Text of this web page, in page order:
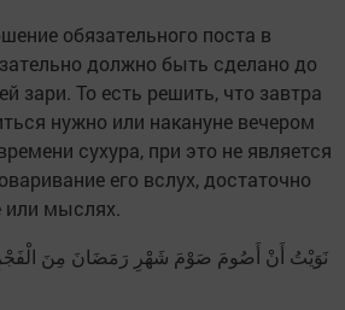
обязательного поста в
должно быть сделано до
зари. То есть решить, что завтра
нужно или накануне вечером
сухура, при это не является
его вслух, достаточно
или мыслях.
نَوَيْتُ أَنْ أَصُومَ صَوْمَ شَهْرِ رَمَضَانَ مِنَ الْفَجْرِ